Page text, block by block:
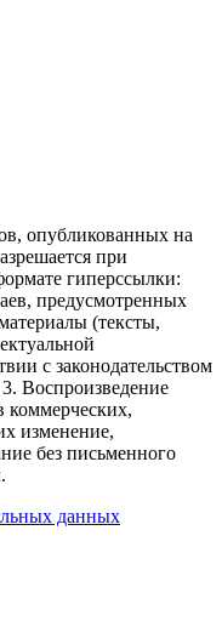
опубликованных на
при
гиперссылки:
предусмотренных
(тексты,
с законодательством
3. Воспроизведение
изменение,
без письменного
данных